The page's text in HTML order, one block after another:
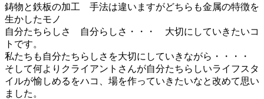
鋳物と鉄板の加工 手法は違いますがどちらも金属の特徴を
生かしたモノ
自分たちらしさ 自分らしさ・・・ 大切にしていきたいコ
トです。
私たちも自分たちらしさを大切にしていきながら・・・・
そして何よりクライアントさんが自分たちらしいライフスタ
イルが愉しめるをハコ、場を作っていきたいなと改めて思い
ました。